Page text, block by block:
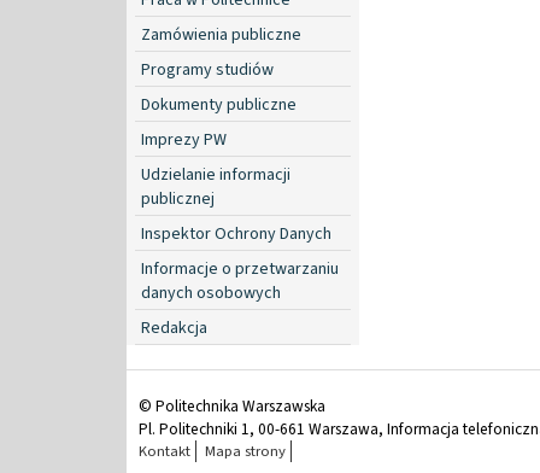
Zamówienia publiczne
Programy studiów
Dokumenty publiczne
Imprezy PW
Udzielanie informacji
publicznej
Inspektor Ochrony Danych
Informacje o przetwarzaniu
danych osobowych
Redakcja
© Politechnika Warszawska
Pl. Politechniki 1, 00-661 Warszawa, Informacja
Kontakt Mapa strony